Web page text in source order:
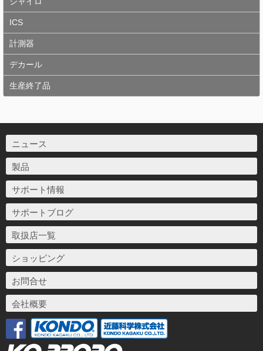
ICS
計測器
デカール
生産終了品
ニュース
製品
サポート情報
サポートブログ
取扱店一覧
ショッピング
お問合せ
会社概要